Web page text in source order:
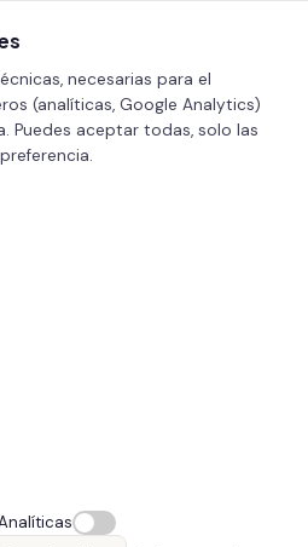
necesarias para el
(analíticas, Google Analytics)
Puedes aceptar todas, solo las